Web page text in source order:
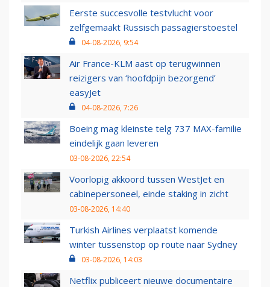
Eerste succesvolle testvlucht voor
zelfgemaakt Russisch passagierstoestel
04-08-2026, 9:54
Air France-KLM aast op terugwinnen
reizigers van ‘hoofdpijn bezorgend’
easyJet
04-08-2026, 7:26
Boeing mag kleinste telg 737 MAX-familie
eindelijk gaan leveren
03-08-2026, 22:54
Voorlopig akkoord tussen WestJet en
cabinepersoneel, einde staking in zicht
03-08-2026, 14:40
Turkish Airlines verplaatst komende
winter tussenstop op route naar Sydney
03-08-2026, 14:03
Netflix publiceert nieuwe documentaire